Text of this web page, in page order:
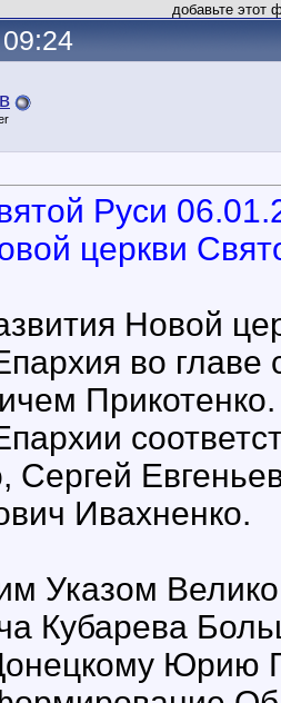
добавьте этот
Руси
церкви
Новой
во
Сергей
Ивахненко.
Указом
Кубарева
Юрию